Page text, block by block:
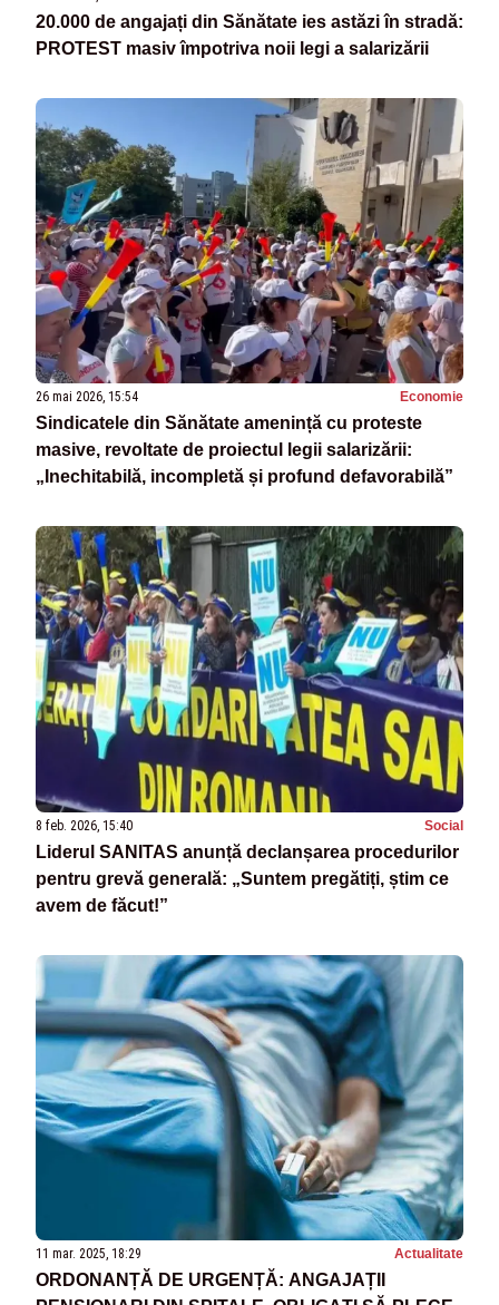
20.000 de angajați din Sănătate ies astăzi în stradă:
PROTEST masiv împotriva noii legi a salarizării
26 mai 2026, 15:54 Economie
Sindicatele din Sănătate amenință cu proteste
masive, revoltate de proiectul legii salarizării:
„Inechitabilă, incompletă și profund defavorabilă”
8 feb. 2026, 15:40 Social
Liderul SANITAS anunță declanșarea procedurilor
pentru grevă generală: „Suntem pregătiți, știm ce
avem de făcut!”
11 mar. 2025, 18:29 Actualitate
ORDONANȚĂ DE URGENȚĂ: ANGAJAȚII